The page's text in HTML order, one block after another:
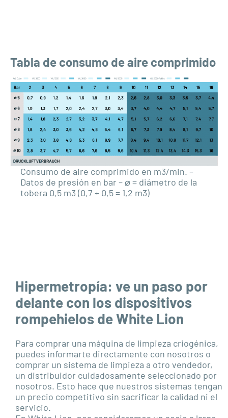
Tabla de consumo de aire comprimido
Consumo de aire comprimido en m3/min. –
Datos de presión en bar – ⌀ = diámetro de la
tobera 0,5 m3 (0,7 + 0,5 = 1,2 m3)
Hipermetropía: ve un paso por
delante con los dispositivos
rompehielos de White Lion
Para comprar una máquina de limpieza criogénica,
puedes informarte directamente con nosotros o
comprar un sistema de limpieza a otro vendedor,
un distribuidor cuidadosamente seleccionado por
nosotros. Esto hace que nuestros sistemas tengan
un precio competitivo sin sacrificar la calidad ni el
servicio.